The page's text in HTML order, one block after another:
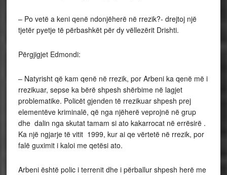
– Po vetë a keni qenë ndonjëherë në rrezik?- drejtoj një
tjetër pyetje të përbashkët për dy vëllezërit Drishti.
Përgjigjet Edmondi:
– Natyrisht që kam qenë në rrezik, por Arbeni ka qenë më i
rrezikuar, sepse ka bërë shpesh shërbime në lagjet
problematike. Policët gjenden të rrezikuar shpesh prej
elementëve kriminalë, që nga njëherë veprojnë në grup
dhe dalin nga skutat tamam si ato kakarrocat në errësirë .
Ka një ngjarje të vitit 1999, kur ai qe vërtetë në rrezik, por
falë guximit i kaloi me qetësi ato.
Arbeni është polic i terrenit dhe i përballur shpesh herë me